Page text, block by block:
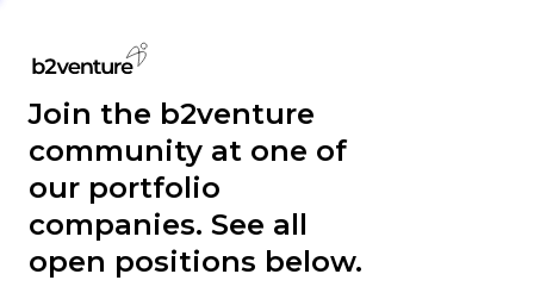
Join the b2venture
community at one of
our portfolio
companies. See all
open positions below.